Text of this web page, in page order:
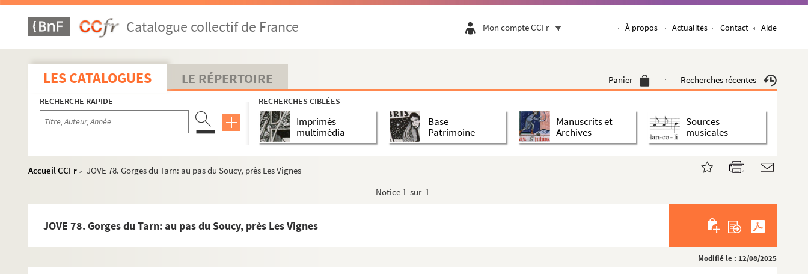
Catalogue collectif de France Mon compte CCFr À propos Actualités Contact Aide
LES CATALOGUES LE RÉPERTOIRE Panier Recherches récentes
RECHERCHE RAPIDE RECHERCHES CIBLÉES
Imprimés
multimédia
Base
Patrimoine
Manuscrits et
Archives
Sources
musicales
Accueil CCFr > JOVE 78. Gorges du Tarn: au pas du Soucy, près Les Vignes
Notice 1 sur 1
JOVE 78. Gorges du Tarn: au pas du Soucy, près Les Vignes
Modifié le : 12/08/2025